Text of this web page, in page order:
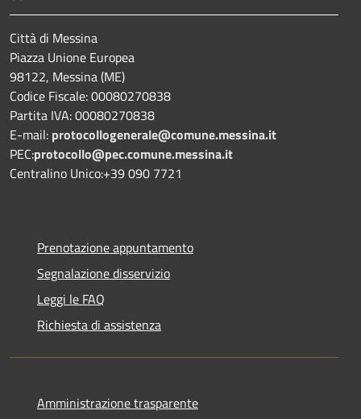
Città di Messina
Piazza Unione Europea
98122, Messina (ME)
Codice Fiscale: 00080270838
Partita IVA: 00080270838
E-mail: protocollogenerale@comune.messina.it
PEC:protocollo@pec.comune.messina.it
Centralino Unico:+39 090 7721
Prenotazione appuntamento
Segnalazione disservizio
Leggi le FAQ
Richiesta di assistenza
Amministrazione trasparente